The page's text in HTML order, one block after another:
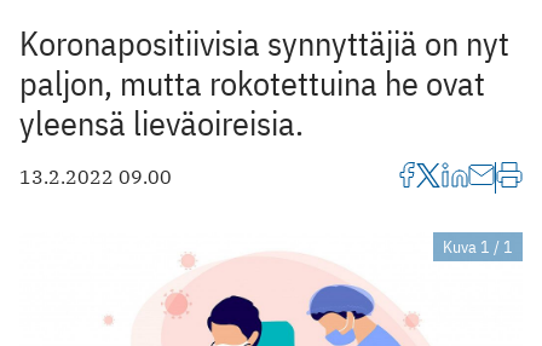
Koronapositiivisia synnyttäjiä on nyt
paljon, mutta rokotettuina he ovat
yleensä lieväoireisia.
13.2.2022 09.00
Kuva 1 / 1